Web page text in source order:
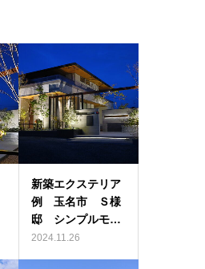
新築エクステリア
例 玉名市 Ｓ様
邸 シンプルモ…
2024.11.26